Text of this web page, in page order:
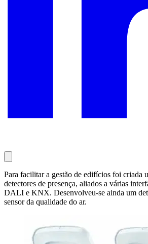
Para facilitar a gestão de edifícios foi criada
detectores de presença, aliados a várias
DALI e KNX. Desenvolveu-se ainda um
sensor da qualidade do ar.